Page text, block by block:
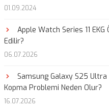
01.09.2024
Apple Watch Series 11 EKG
Edilir?
06.07.2026
Samsung Galaxy S25 Ultra
Kopma Problemi Neden Olur?
16.07.2026